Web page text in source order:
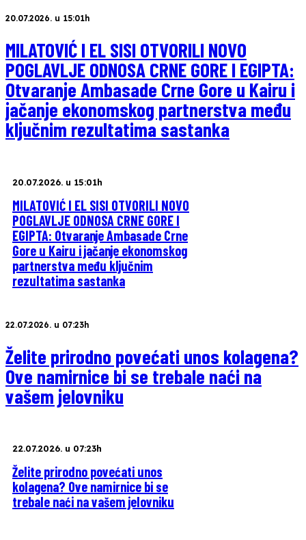
20.07.2026. u 15:01h
MILATOVIĆ I EL SISI OTVORILI NOVO
POGLAVLJE ODNOSA CRNE GORE I EGIPTA:
Otvaranje Ambasade Crne Gore u Kairu i
jačanje ekonomskog partnerstva među
ključnim rezultatima sastanka
20.07.2026. u 15:01h
MILATOVIĆ I EL SISI OTVORILI NOVO
POGLAVLJE ODNOSA CRNE GORE I
EGIPTA: Otvaranje Ambasade Crne
Gore u Kairu i jačanje ekonomskog
partnerstva među ključnim
rezultatima sastanka
22.07.2026. u 07:23h
Želite prirodno povećati unos kolagena?
Ove namirnice bi se trebale naći na
vašem jelovniku
22.07.2026. u 07:23h
Želite prirodno povećati unos
kolagena? Ove namirnice bi se
trebale naći na vašem jelovniku